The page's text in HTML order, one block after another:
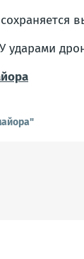
ударами